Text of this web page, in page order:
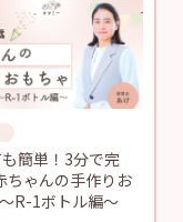
簡単！3分で完
ちゃんの手作りお
R-1ボトル編〜